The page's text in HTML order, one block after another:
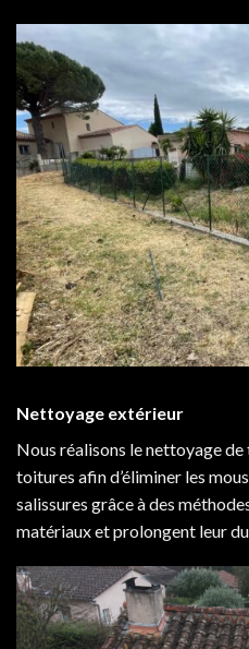
Nettoyage extérieur
Nous réalisons le nettoyage de
toitures afin d’éliminer les
salissures grâce à des
matériaux et prolongent leur